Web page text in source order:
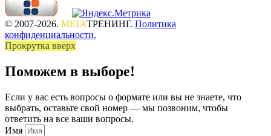
© 2007-2026. МЕГАТРЕНИНГ. Политика
конфиденциальности.
Прокрутка вверх
Поможем в выборе!
Если у вас есть вопросы о формате или вы не знаете, что
выбрать, оставьте свой номер — мы позвоним, чтобы
ответить на все ваши вопросы.
Имя